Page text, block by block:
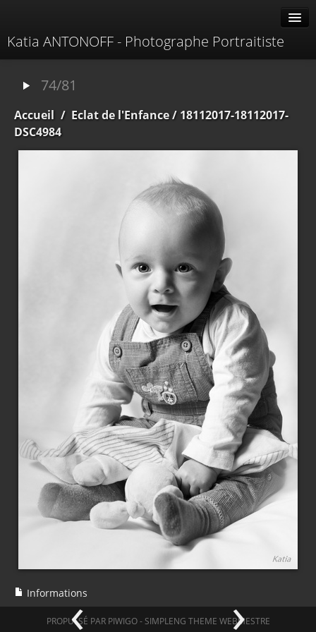
Katia ANTONOFF - Photographe Portraitiste
À propos
Contacter
74/81
Accueil / Eclat de l'Enfance/ 18112017-18112017-
DSC4984
‹ ›
Informations
PROPULSÉ PAR PIWIGO- SIMPLENG THEME WEBMESTRE